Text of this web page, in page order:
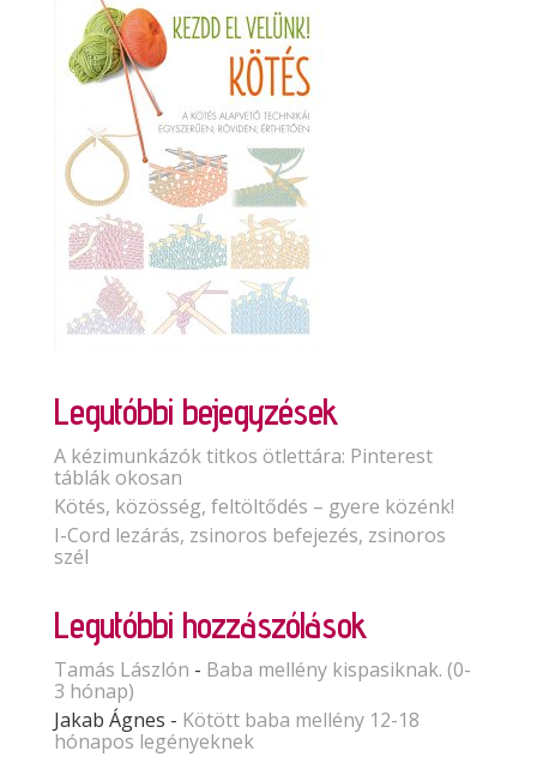
Legutóbbi bejegyzések
A kézimunkázók titkos ötlettára: Pinterest
táblák okosan
Kötés, közösség, feltöltődés – gyere közénk!
I-Cord lezárás, zsinoros befejezés, zsinoros
szél
Legutóbbi hozzászólások
Tamás Lászlón - Baba mellény kispasiknak. (0-
3 hónap)
Jakab Ágnes - Kötött baba mellény 12-18
hónapos legényeknek